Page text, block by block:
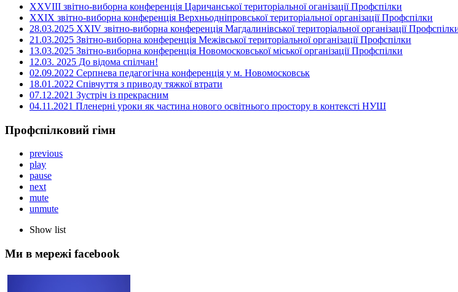
ХХVIII звітно-виборна конференція Царичанської територіальної оганізації Профспілки
XXIX звітно-виборна конференція Верхньодніпровської територіальної організації Профспілки
28.03.2025 ХХІV звітно-виборна конференція Магдалинівської територіальної організації
21.03.2025 Звітно-виборна конференція Межівської територіальної організації Профспілки
13.03.2025 Звітно-виборна конференція Новомосковської міської організації Профспілки
12.03. 2025 До відома спілчан!
02.09.2022 Серпнева педагогічна конференція у м. Новомосковськ
18.01.2022 Співчуття з приводу тяжкої втрати
07.12.2021 Зустріч із прекрасним
04.11.2021 Пленерні уроки як частина нового освітнього простору в контексті НУШ
Профспілковий гімн
previous
play
pause
next
mute
unmute
Show list
Ми в мережі facebook